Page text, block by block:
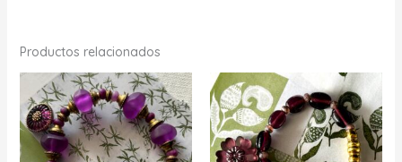
Productos relacionados